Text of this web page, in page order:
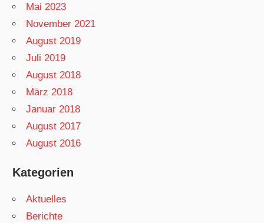
Mai 2023
November 2021
August 2019
Juli 2019
August 2018
März 2018
Januar 2018
August 2017
August 2016
Kategorien
Aktuelles
Berichte